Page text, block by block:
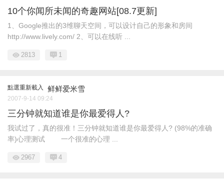
10个你闻所未闻的奇趣网站[08.7更新]
1、Google推出的3维聊天空间，可以设计自己的形象和房间
http://www.lively.com/ 2、可以在线听 ...
2813 1
點選重新載入 鲜鲜爱米雪
2007-9-14 09:24
三分钟就知道谁是你最爱得人?
我试过了，真的很准！三分钟就知道谁是你最爱得人? (98%的准确
率)心理测试 一个很准的心理 ...
2967 4